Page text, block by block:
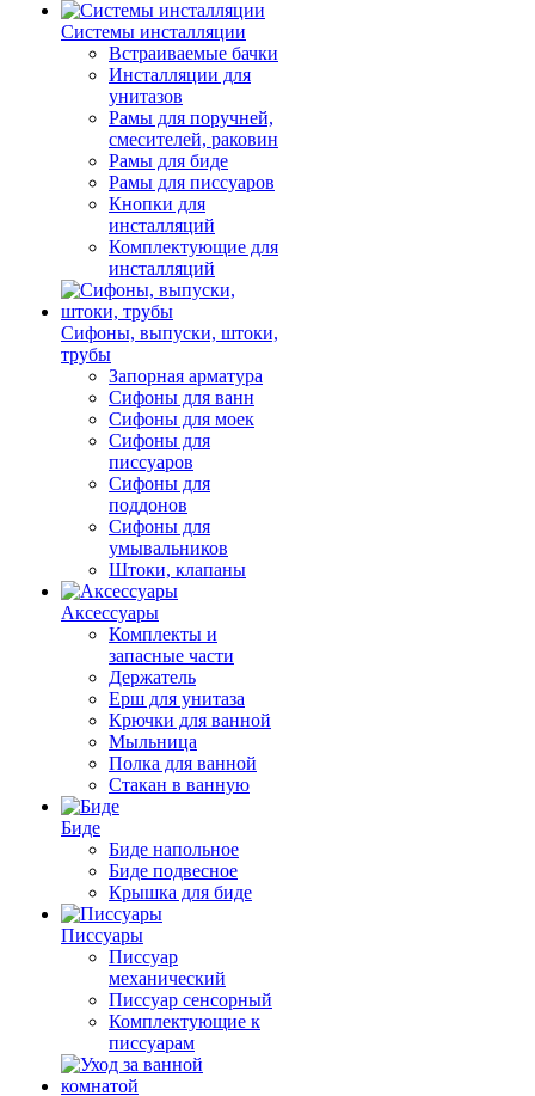
Системы инсталляции
Встраиваемые бачки
Инсталляции для
унитазов
Рамы для поручней,
смесителей, раковин
Рамы для биде
Рамы для писсуаров
Кнопки для
инсталляций
Комплектующие для
инсталляций
Сифоны, выпуски, штоки,
трубы
Запорная арматура
Сифоны для ванн
Сифоны для моек
Сифоны для
писсуаров
Сифоны для
поддонов
Сифоны для
умывальников
Штоки, клапаны
Аксессуары
Комплекты и
запасные части
Держатель
Ерш для унитаза
Крючки для ванной
Мыльница
Полка для ванной
Стакан в ванную
Биде
Биде напольное
Биде подвесное
Крышка для биде
Писсуары
Писсуар
механический
Писсуар сенсорный
Комплектующие к
писсуарам